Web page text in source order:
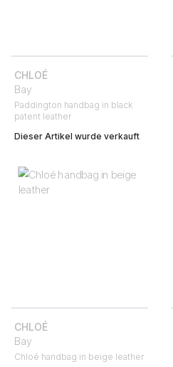
CHLOÉ
Bay
Paddington handbag in black
patent leather
Dieser Artikel wurde verkauft
CHLOÉ
Bay
Chloé handbag in beige leather